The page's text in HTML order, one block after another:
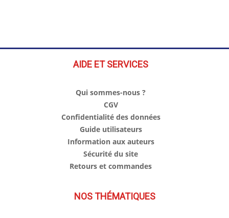
AIDE ET SERVICES
Qui sommes-nous ?
CGV
Confidentialité des données
Guide utilisateurs
Information aux auteurs
Sécurité du site
Retours et commandes
NOS THÉMATIQUES